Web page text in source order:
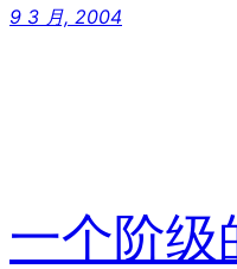
9 3 月, 2004
一个阶级